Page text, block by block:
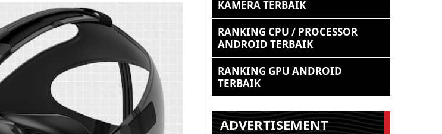
KAMERA TERBAIK
RANKING CPU / PROCESSOR
ANDROID TERBAIK
RANKING GPU ANDROID
TERBAIK
ADVERTISEMENT